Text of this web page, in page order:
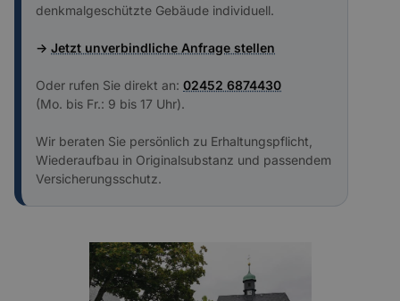
denkmalgeschützte Gebäude individuell.
→ Jetzt unverbindliche Anfrage stellen
Oder rufen Sie direkt an: 02452 6874430
(Mo. bis Fr.: 9 bis 17 Uhr).
Wir beraten Sie persönlich zu Erhaltungspflicht,
Wiederaufbau in Originalsubstanz und passendem
Versicherungsschutz.